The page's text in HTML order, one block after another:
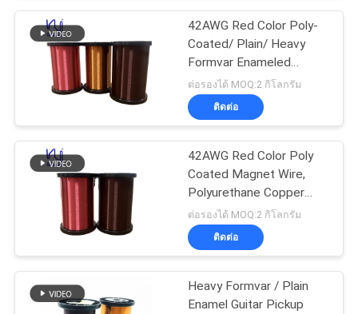
อ้าง
แผนผัง
PRIVACY
POLICY
Ustc Litz Wire
FIW ลวด
67
42AWG Red Color Poly-
Coated/ Plain/ Heavy
Formvar Enameled
Copper Wire For Guitar
ต่อรองได้ MOQ:2 กิโลกรัม
ติดต่อ
42AWG Red Color Poly
Coated Magnet Wire,
Polyurethane Copper
Wire for Guitar
ต่อรองได้ MOQ:2 กิโลกรัม
ติดต่อ
Heavy Formvar / Plain
Enamel Guitar Pickup